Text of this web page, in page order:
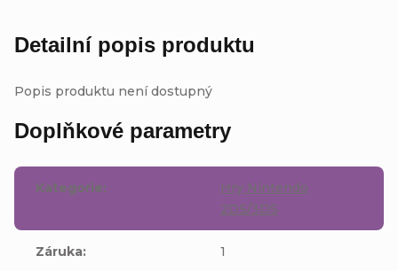
Detailní popis produktu
Popis produktu není dostupný
Doplňkové parametry
Kategorie:
Hry Nintendo
2DS/3DS
Záruka: 1